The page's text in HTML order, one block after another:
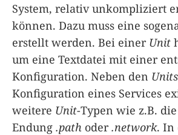
System, relativ unkompliziert
können. Dazu muss eine
erstellt werden. Bei einer Unit
um eine Textdatei mit einer
Konfiguration. Neben den Units
Konfiguration eines Services
weitere Unit-Typen wie z.B.
Endung .path oder.network. In